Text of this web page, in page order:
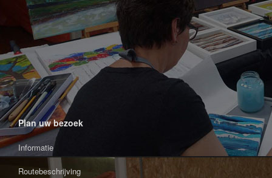
Plan uw bezoek
Informatie
Routebeschrijving